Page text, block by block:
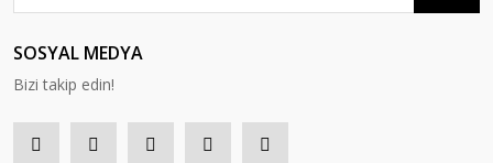
SOSYAL MEDYA
Bizi takip edin!